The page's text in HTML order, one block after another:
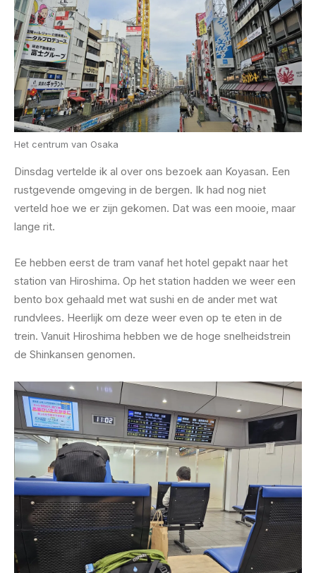
Het centrum van Osaka
Dinsdag vertelde ik al over ons bezoek aan Koyasan. Een
rustgevende omgeving in de bergen. Ik had nog niet
verteld hoe we er zijn gekomen. Dat was een mooie, maar
lange rit.
Ee hebben eerst de tram vanaf het hotel gepakt naar het
station van Hiroshima. Op het station hadden we weer een
bento box gehaald met wat sushi en de ander met wat
rundvlees. Heerlijk om deze weer even op te eten in de
trein. Vanuit Hiroshima hebben we de hoge snelheidstrein
de Shinkansen genomen.